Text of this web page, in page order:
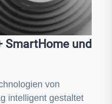
und
von
intelligent gestaltet